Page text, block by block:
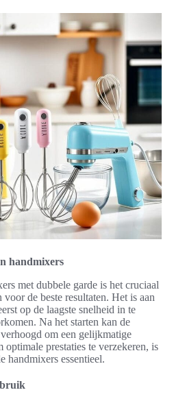
handmixers
met dubbele garde is het cruciaal
de beste resultaten. Het is aan
op de laagste snelheid in te
Na het starten kan de
om een gelijkmatige
prestaties te verzekeren, is
handmixers essentieel.